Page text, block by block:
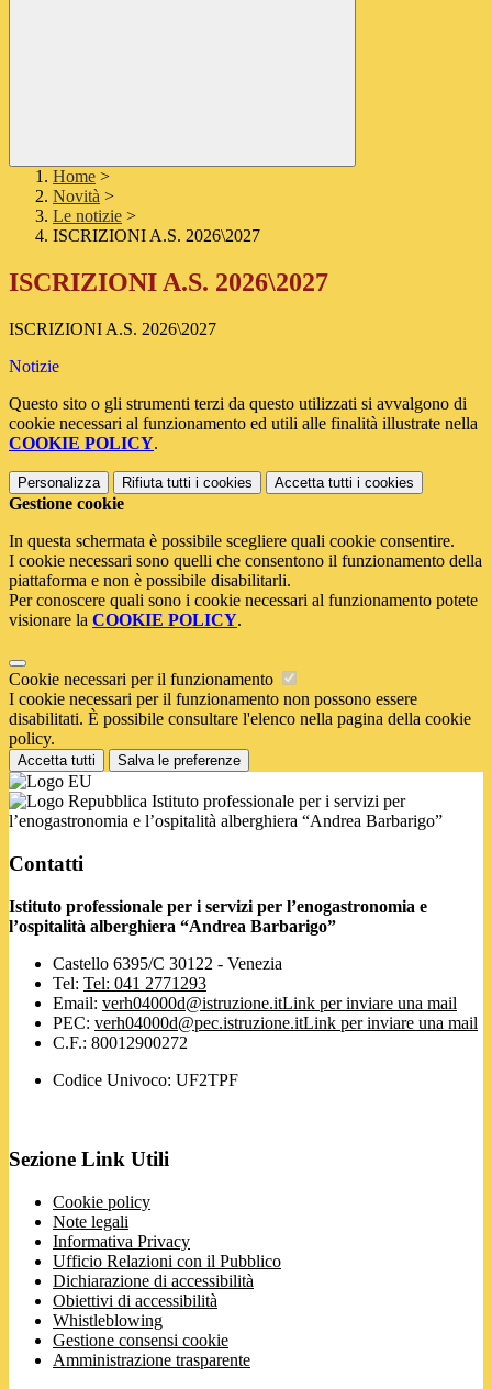
Home >
Novità >
Le notizie >
ISCRIZIONI A.S. 2026\2027
ISCRIZIONI A.S. 2026\2027
ISCRIZIONI A.S. 2026\2027
Notizie
Questo sito o gli strumenti terzi da questo utilizzati si avvalgono di
cookie necessari al funzionamento ed utili alle finalità illustrate nella
COOKIE POLICY.
Personalizza Rifiuta tutti i cookies Accetta tutti i cookies
Gestione cookie
In questa schermata è possibile scegliere quali cookie consentire.
I cookie necessari sono quelli che consentono il funzionamento della
piattaforma e non è possibile disabilitarli.
Per conoscere quali sono i cookie necessari al funzionamento potete
visionare la COOKIE POLICY.
Cookie necessari per il funzionamento
I cookie necessari per il funzionamento non possono essere
disabilitati. È possibile consultare l'elenco nella pagina della cookie
policy.
Accetta tutti Salva le preferenze
Istituto professionale per i servizi per
l’enogastronomia e l’ospitalità alberghiera “Andrea Barbarigo”
Contatti
Istituto professionale per i servizi per l’enogastronomia e
l’ospitalità alberghiera “Andrea Barbarigo”
Castello 6395/C 30122 - Venezia
Tel: Tel: 041 2771293
Email: verh04000d@istruzione.itLink per inviare una mail
PEC: verh04000d@pec.istruzione.itLink per inviare una mail
C.F.: 80012900272
Codice Univoco: UF2TPF
Sezione Link Utili
Cookie policy
Note legali
Informativa Privacy
Ufficio Relazioni con il Pubblico
Dichiarazione di accessibilità
Obiettivi di accessibilità
Whistleblowing
Gestione consensi cookie
Amministrazione trasparente